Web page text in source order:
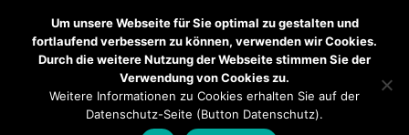
Mendener Labyrinth Kirche Über uns
Um unsere Webseite für Sie optimal zu gestalten und
fortlaufend verbessern zu können, verwenden wir Cookies.
Durch die weitere Nutzung der Webseite stimmen Sie der
Verwendung von Cookies zu.
Weitere Informationen zu Cookies erhalten Sie auf der
Datenschutz-Seite (Button Datenschutz).